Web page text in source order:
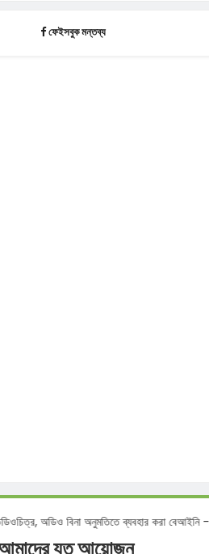
ফেইসবুক মন্তব্য
অডিও বিনা অনুমতিতে ব্যবহার করা বেআইনি -সম্পাদক
যত আয়োজন